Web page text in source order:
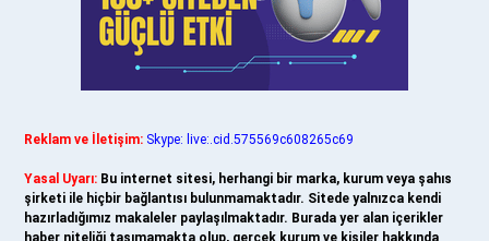
Reklam ve İletişim: Skype: live:.cid.575569c608265c69
Yasal Uyarı: Bu internet sitesi, herhangi bir marka, kurum veya şahıs
şirketi ile hiçbir bağlantısı bulunmamaktadır. Sitede yalnızca kendi
hazırladığımız makaleler paylaşılmaktadır. Burada yer alan içerikler
haber niteliği taşımamakta olup, gerçek kurum ve kişiler hakkında